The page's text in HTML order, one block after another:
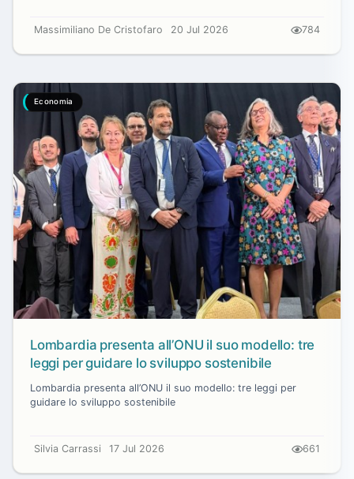
Massimiliano De Cristofaro 20 Jul 2026 784
Economia
Lombardia presenta all’ONU il suo modello: tre
leggi per guidare lo sviluppo sostenibile
Lombardia presenta all’ONU il suo modello: tre leggi per
guidare lo sviluppo sostenibile
Silvia Carrassi 17 Jul 2026 661